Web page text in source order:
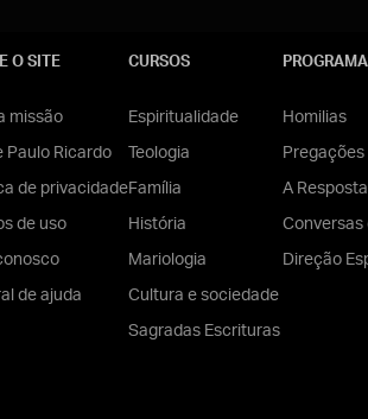
O SITE
missão
Paulo Ricardo
de privacidade
de uso
de ajuda
CURSOS
Espiritualidade
Teologia
Família
História
Mariologia
Cultura e sociedade
Sagradas Escrituras
Homilias
Pregações
A
Conversas
Direção